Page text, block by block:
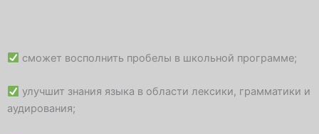
e
сможет восполнить пробелы в школьной программе;
улучшит знания языка в области лексики, грамматики и
аудирования;